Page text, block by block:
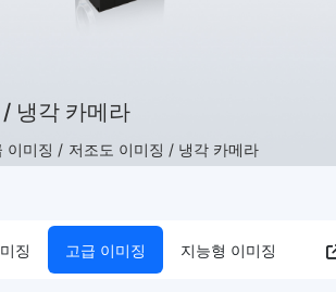
냉각 카메라
이미징 / 저조도 이미징 / 냉각 카메라
징 고급 이미징 지능형 이미징